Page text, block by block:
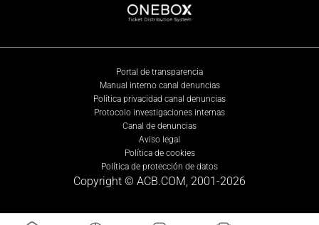
Portal de transparencia
Manual interno canal denuncias
Política privacidad canal denuncias
Protocolo investigaciones internas
Canal de denuncias
Aviso legal
Política de cookies
Política de protección de datos
Copyright © ACB.COM, 2001-2026